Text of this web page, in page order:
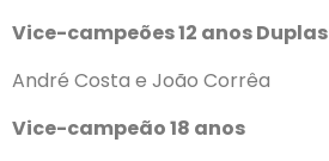
Vice-campeões 12 anos Duplas
André Costa e João Corrêa
Vice-campeão 18 anos